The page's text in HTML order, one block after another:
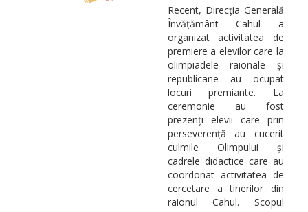
Recent, Direcția Generală
Învățământ Cahul a
organizat activitatea de
premiere a elevilor care la
olimpiadele raionale și
republicane au ocupat
locuri premiante. La
ceremonie au fost
prezenți elevii care prin
perseverență au cucerit
culmile Olimpului și
cadrele didactice care au
coordonat activitatea de
cercetare a tinerilor din
raionul Cahul. Scopul